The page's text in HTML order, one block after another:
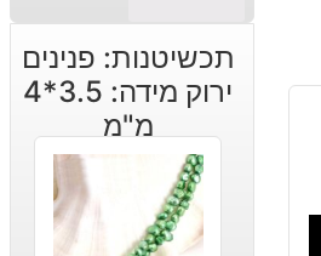
תכשיטנות: פנינים
ירוק מידה: 3.5*4
מ"מ